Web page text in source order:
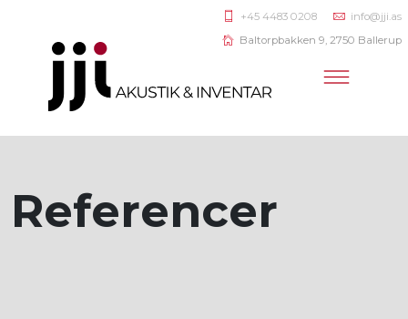
+45 4483 0208
info@jji.as
Baltorpbakken 9, 2750 Ballerup
Referencer